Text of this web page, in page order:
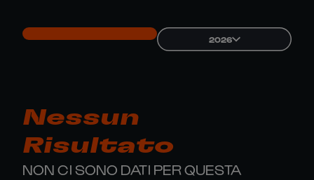
2026
Nessun
Risultato
NON CI SONO DATI PER QUESTA